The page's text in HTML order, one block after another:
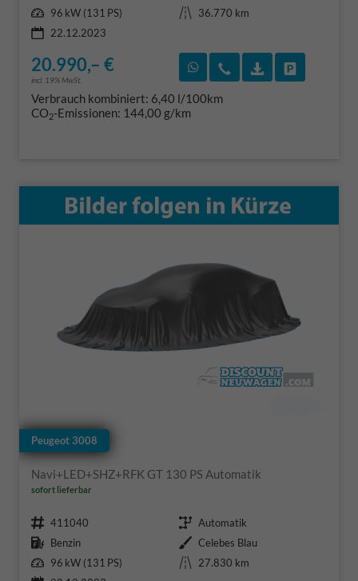
Leistung 96 kW (131 PS) Kilometerstand
36.770 km
22.12.2023
20.990,– €
incl. 19% MwSt.
Rückruf vereinbaren
Wir rufen Sie an
Verbrauch kombiniert: 6,40 l/100km
CO2-Emissionen: 144,00 g/km
Peugeot 3008
Navi+LED+SHZ+RFK GT 130 PS Automatik
sofort lieferbar
Fahrzeugnr. 411040 Getriebe Automatik
Kraftstoff Benzin Außenfarbe Celebes Blau
Leistung 96 kW (131 PS) Kilometerstand
27.830 km